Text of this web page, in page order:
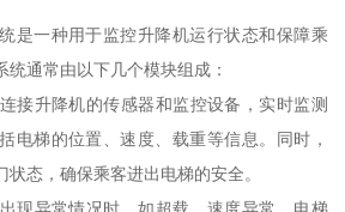
是一种用于监控升降机运行状态和保障乘
通常由以下几个模块组成：
接升降机的传感器和监控设备，实时监测
电梯的位置、速度、载重等信息。同时，
态，确保乘客进出电梯的安全。